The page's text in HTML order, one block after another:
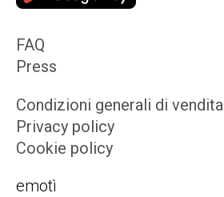
FAQ
Press
Condizioni generali di vendita
Privacy policy
Cookie policy
emotì